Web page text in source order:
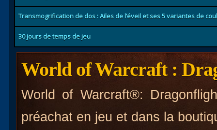
Transmogrification de dos : Ailes de l’éveil et ses 5 variantes de
30 jours de temps de jeu
World of Warcraft :
World of Warcraft®:
préachat en jeu et dans la